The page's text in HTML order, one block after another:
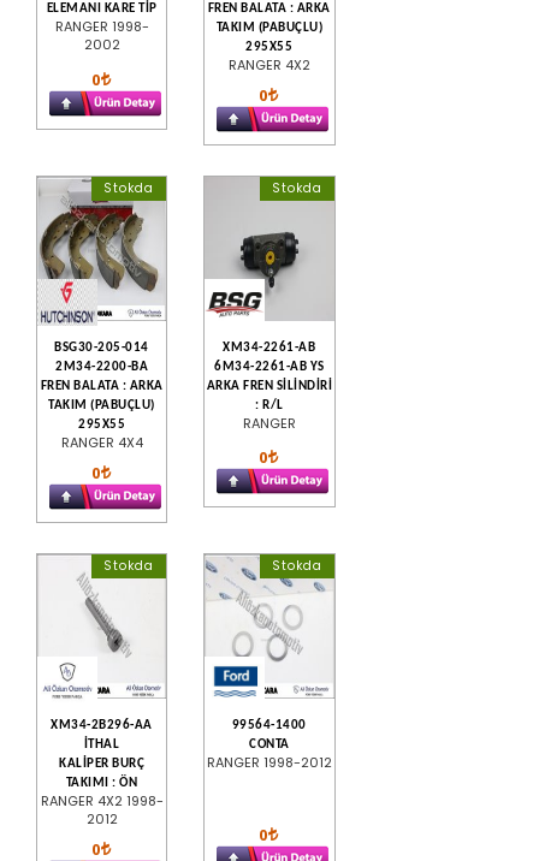
ELEMANI KARE TİP
RANGER 1998-
2002
0
FREN BALATA : ARKA
TAKIM (PABUÇLU)
295X55
RANGER 4X2
0
Stokda
BSG30-205-014
2M34-2200-BA
FREN BALATA : ARKA
TAKIM (PABUÇLU)
295X55
RANGER 4X4
0
Stokda
XM34-2261-AB
6M34-2261-AB YS
ARKA FREN SİLİNDİRİ
: R/L
RANGER
0
Stokda
XM34-2B296-AA
İTHAL
KALİPER BURÇ
TAKIMI : ÖN
RANGER 4X2 1998-
2012
0
Stokda
99564-1400
CONTA
RANGER 1998-2012
0